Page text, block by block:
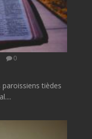
0
paroissiens tièdes